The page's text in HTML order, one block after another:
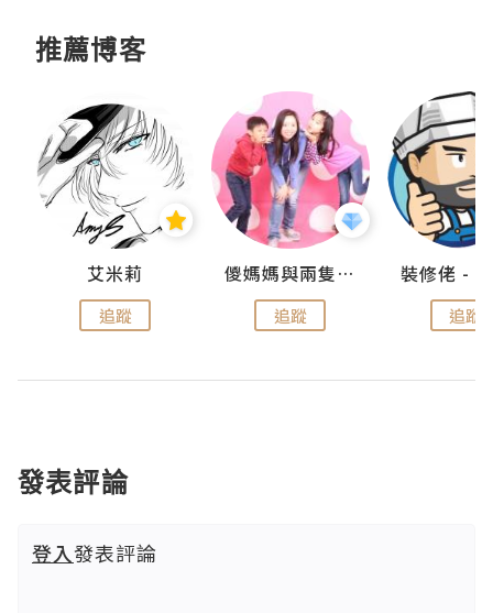
推薦博客
艾米莉
追蹤
儍媽媽與兩隻小魔怪之家
追蹤 追蹤
發表評論
登入發表評論